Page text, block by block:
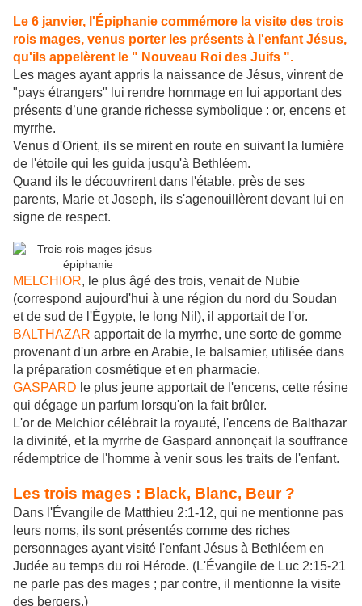
Le 6 janvier, l'Épiphanie commémore la visite des trois
rois mages, venus porter les présents à l'enfant Jésus,
qu'ils appelèrent le " Nouveau Roi des Juifs ".
Les mages ayant appris la naissance de Jésus, vinrent de
"pays étrangers" lui rendre hommage en lui apportant des
présents d’une grande richesse symbolique : or, encens et
myrrhe.
Venus d'Orient, ils se mirent en route en suivant la lumière
de l'étoile qui les guida jusqu'à Bethléem.
Quand ils le découvrirent dans l'étable, près de ses
parents, Marie et Joseph, ils s'agenouillèrent devant lui en
signe de respect.
MELCHIOR, le plus âgé des trois, venait de Nubie
(correspond aujourd'hui à une région du nord du Soudan
et de sud de l'Égypte, le long Nil), il apportait de l'or.
BALTHAZAR apportait de la myrrhe, une sorte de gomme
provenant d'un arbre en Arabie, le balsamier, utilisée dans
la préparation cosmétique et en pharmacie.
GASPARD le plus jeune apportait de l'encens, cette résine
qui dégage un parfum lorsqu'on la fait brûler.
L'or de Melchior célébrait la royauté, l'encens de Balthazar
la divinité, et la myrrhe de Gaspard annonçait la souffrance
rédemptrice de l'homme à venir sous les traits de l'enfant.
Les trois mages : Black, Blanc, Beur ?
Dans l'Évangile de Matthieu 2:1-12, qui ne mentionne pas
leurs noms, ils sont présentés comme des riches
personnages ayant visité l'enfant Jésus à Bethléem en
Judée au temps du roi Hérode. (L'Évangile de Luc 2:15-21
ne parle pas des mages ; par contre, il mentionne la visite
des bergers.)